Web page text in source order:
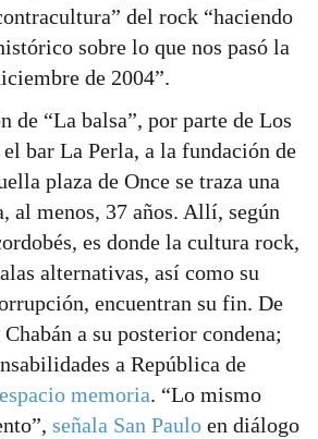
del rock “haciendo
sobre lo que nos pasó la
de 2004”.
de “La balsa”, por parte de Los
el bar La Perla, a la fundación de
plaza de Once se traza una
al menos, 37 años. Allí, según
es donde la cultura rock,
alternativas, así como su
encuentran su fin. De
a su posterior condena;
a República de
memoria. “Lo mismo
señala San Paulo en diálogo